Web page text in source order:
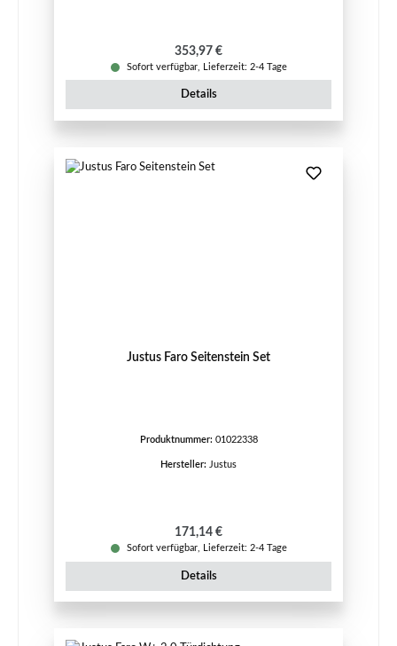
Regulärer Preis:
353,97 €
Sofort verfügbar, Lieferzeit: 2-4 Tage
Details
Justus Faro Seitenstein Set
Produktnummer: 01022338
Hersteller: Justus
Regulärer Preis:
171,14 €
Sofort verfügbar, Lieferzeit: 2-4 Tage
Details